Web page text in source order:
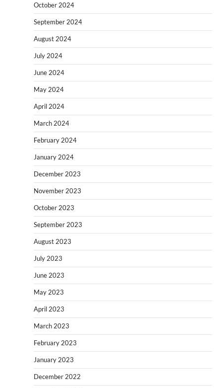
October 2024
September 2024
August 2024
July 2024
June 2024
May 2024
April 2024
March 2024
February 2024
January 2024
December 2023
November 2023
October 2023
September 2023
August 2023
July 2023
June 2023
May 2023
April 2023
March 2023
February 2023
January 2023
December 2022